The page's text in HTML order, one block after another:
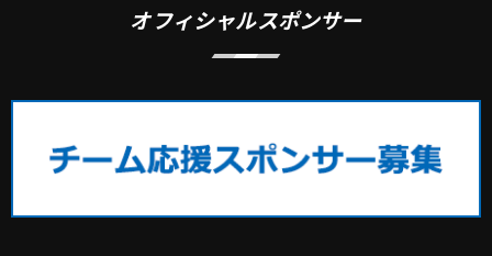
オフィシャルスポンサー